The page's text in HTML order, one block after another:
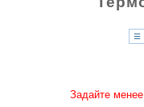
≡
Задайте